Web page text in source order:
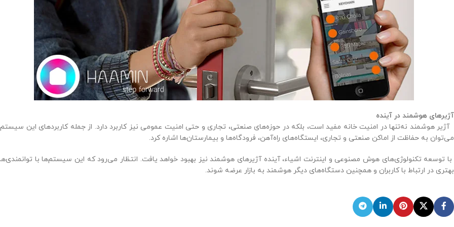
آژیرهای هوشمند در آینده
آژیر هوشمند نه‌تنها در امنیت خانه مفید است، بلکه در حوزه‌های صنعتی، تجاری و حتی امنیت عمومی نیز کاربرد دارد. از جمله کاربردهای این
می‌توان به حفاظت از اماکن صنعتی و تجاری، ایستگاه‌های راه‌آهن، فرودگاه‌ها و بیمارستان‌ها اشاره کرد.
با توسعه تکنولوژی‌های هوش مصنوعی و اینترنت اشیاء، آینده آژیرهای هوشمند نیز بهبود خواهد یافت. انتظار می‌رود که این سیستم‌ها با
بهتری در ارتباط با کاربران و همچنین دستگاه‌های دیگر هوشمند به بازار عرضه شوند.